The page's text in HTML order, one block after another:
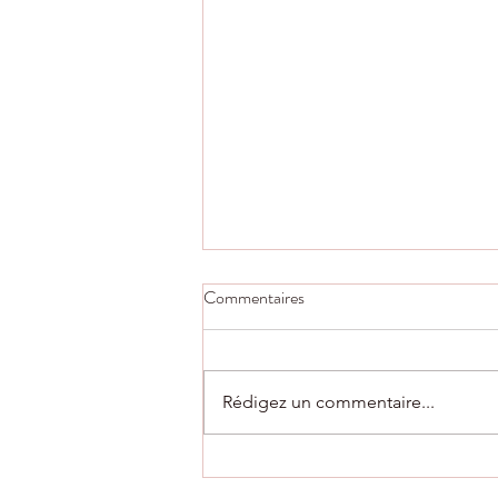
AG du club vendredi 10 juillet à
Commentaires
Rédigez un commentaire...